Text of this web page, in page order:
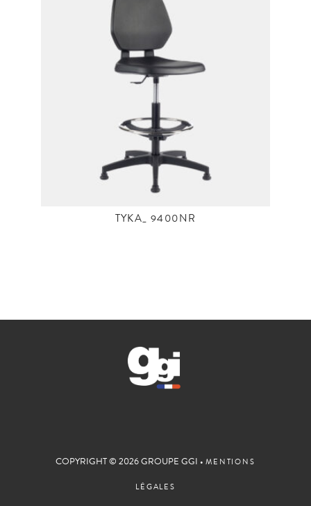
TYKA_ 9400NR
COPYRIGHT © 2026 GROUPE GGI •MENTIONS
LÉGALES